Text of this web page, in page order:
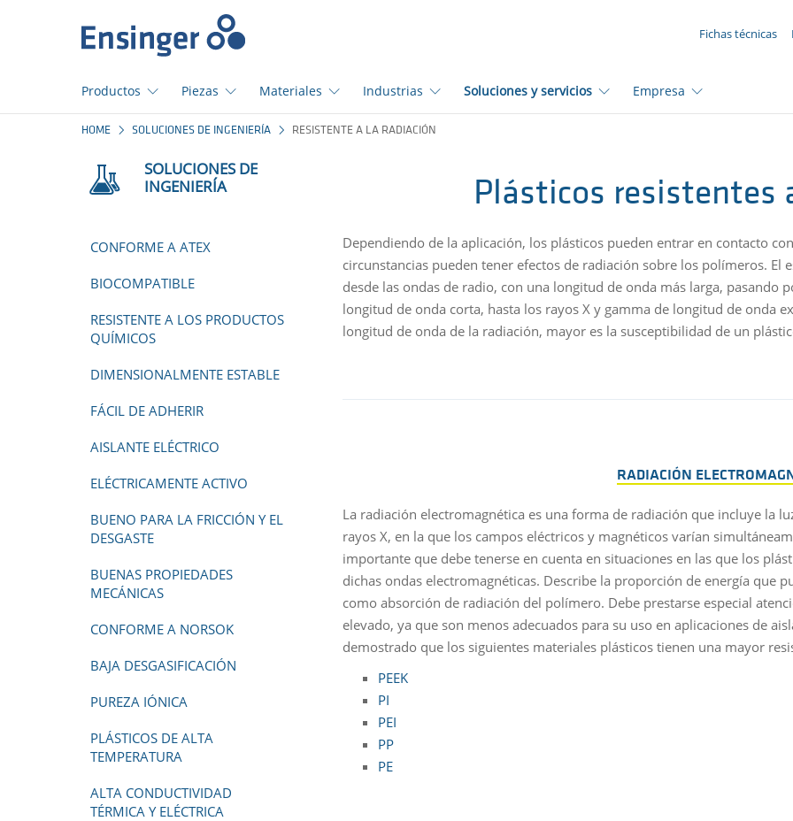
Fichas técnicas
Productos Piezas Materiales Industrias Soluciones y servicios Empresa
HOME SOLUCIONES DE INGENIERÍA RESISTENTE A LA RADIACIÓN
SOLUCIONES DE
INGENIERÍA
CONFORME A ATEX
BIOCOMPATIBLE
RESISTENTE A LOS PRODUCTOS
QUÍMICOS
DIMENSIONALMENTE ESTABLE
FÁCIL DE ADHERIR
AISLANTE ELÉCTRICO
ELÉCTRICAMENTE ACTIVO
BUENO PARA LA FRICCIÓN Y EL
DESGASTE
BUENAS PROPIEDADES
MECÁNICAS
CONFORME A NORSOK
BAJA DESGASIFICACIÓN
PUREZA IÓNICA
PLÁSTICOS DE ALTA
TEMPERATURA
ALTA CONDUCTIVIDAD
TÉRMICA Y ELÉCTRICA
Plásticos resistentes
Dependiendo de la aplicación, los plásticos pueden entrar en contacto
circunstancias pueden tener efectos de radiación sobre los polímeros. El
desde las ondas de radio, con una longitud de onda más larga, pasando
longitud de onda corta, hasta los rayos X y gamma de longitud de onda
longitud de onda de la radiación, mayor es la susceptibilidad de un
RADIACIÓN
La radiación electromagnética es una forma de radiación que incluye la
rayos X, en la que los campos eléctricos y magnéticos varían
importante que debe tenerse en cuenta en situaciones en las que los
dichas ondas electromagnéticas. Describe la proporción de energía que
como absorción de radiación del polímero. Debe prestarse especial
elevado, ya que son menos adecuados para su uso en aplicaciones de
demostrado que los siguientes materiales plásticos tienen una mayor
PEEK
PI
PEI
PP
PE